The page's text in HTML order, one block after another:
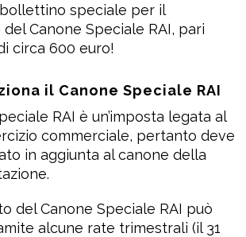
speciale per il
Canone Speciale RAI, pari
circa 600 euro!
il Canone Speciale RAI
RAI è un’imposta legata al
commerciale, pertanto deve
in aggiunta al canone della
del Canone Speciale RAI può
alcune rate trimestrali (il 31